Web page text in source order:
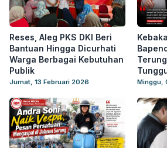
Reses, Aleg PKS DKI Beri
Bantuan Hingga Dicurhati
Warga Berbagai Kebutuhan
Publik
Jumat, 13 Februari 2026 Minggu,